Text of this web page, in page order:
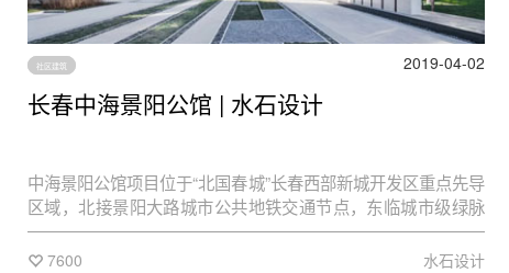
社区建筑 2019-04-02
长春中海景阳公馆 | 水石设计
中海景阳公馆项目位于“北国春城”长春西部新城开发区重点先导
区域，北接景阳大路城市公共地铁交通节点，东临城市级绿脉
水系公园。如何将项目四块相对独立的建设用地，整合成一个
特色鲜明的大盘综合社区，是本案规划设计构思的重点也是难
7600 水石设计